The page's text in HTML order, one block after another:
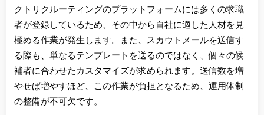
クトリクルーティングのプラットフォームには多くの求職
者が登録しているため、その中から自社に適した人材を見
極める作業が発生します。また、スカウトメールを送信す
る際も、単なるテンプレートを送るのではなく、個々の候
補者に合わせたカスタマイズが求められます。送信数を増
やせば増やすほど、この作業が負担となるため、運用体制
の整備が不可欠です。